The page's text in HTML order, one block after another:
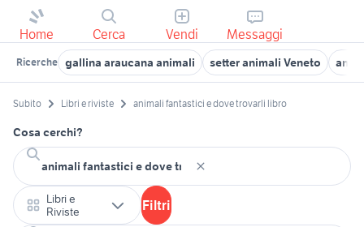
Home Cerca Vendi Messaggi
Ricerche gallina araucana animali setter animali Veneto
Subito Libri e riviste animali fantastici e dove trovarli libro
Cosa cerchi?
Libri e
Riviste
Filtri